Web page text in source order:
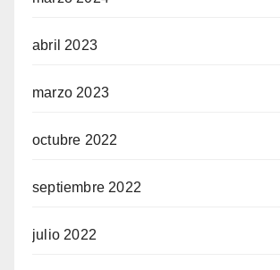
abril 2023
marzo 2023
octubre 2022
septiembre 2022
julio 2022